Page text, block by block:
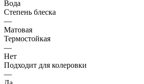
Вода
Степень блеска
—
Матовая
Термостойкая
—
Нет
Подходит для колеровки
—